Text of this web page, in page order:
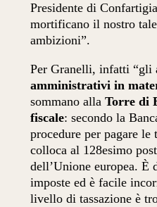
Presidente di
mortificano il nostro
ambizioni”.
Per Granelli, infatti “gli
amministrativi in
sommano allaTorre di
fiscale: secondo la
procedure per pagare
colloca al 128esimo
dell’Unione europea. È
imposte ed è facile
livello di tassazione è